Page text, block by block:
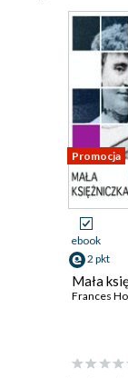
Promocja
ebook
2 pkt
Mała